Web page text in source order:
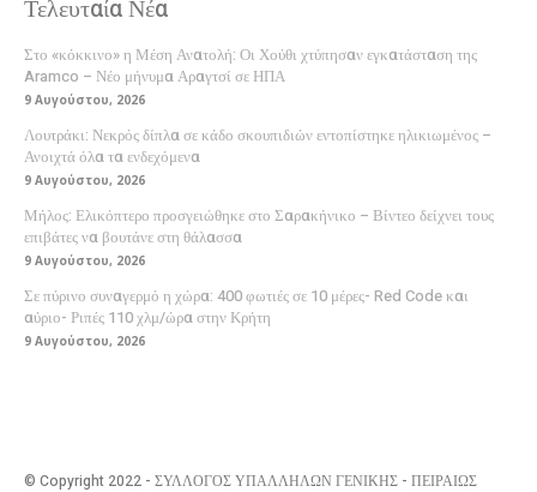
Τελευταία Νέα
Στο «κόκκινο» η Μέση Ανατολή: Οι Χούθι χτύπησαν εγκατάσταση της
Aramco – Νέο μήνυμα Αραγτσί σε ΗΠΑ
9 Αυγούστου, 2026
Λουτράκι: Νεκρός δίπλα σε κάδο σκουπιδιών εντοπίστηκε ηλικιωμένος –
Ανοιχτά όλα τα ενδεχόμενα
9 Αυγούστου, 2026
Μήλος: Ελικόπτερο προσγειώθηκε στο Σαρακήνικο – Βίντεο δείχνει τους
επιβάτες να βουτάνε στη θάλασσα
9 Αυγούστου, 2026
Σε πύρινο συναγερμό η χώρα: 400 φωτιές σε 10 μέρες- Red Code και
αύριο- Ριπές 110 χλμ/ώρα στην Κρήτη
9 Αυγούστου, 2026
© Copyright 2022 - ΣΥΛΛΟΓΟΣ ΥΠΑΛΛΗΛΩΝ ΓΕΝΙΚΗΣ - ΠΕΙΡΑΙΩΣ